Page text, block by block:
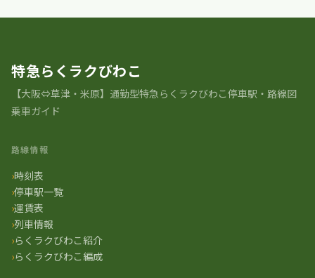
特急らくラクびわこ
【大阪⇔草津・米原】通勤型特急らくラクびわこ停車駅・路線図
乗車ガイド
路線情報
時刻表
停車駅一覧
運賃表
列車情報
らくラクびわこ紹介
らくラクびわこ編成